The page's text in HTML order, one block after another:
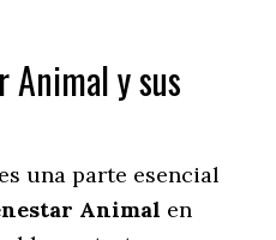
Animal y sus
una parte esencial
Animal en